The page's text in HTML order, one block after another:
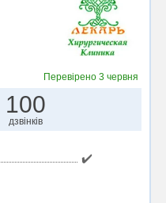
Перевірено 3 червня
100
дзвінків
✔️